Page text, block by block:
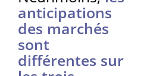
anticipations
des marchés
sont
différentes sur